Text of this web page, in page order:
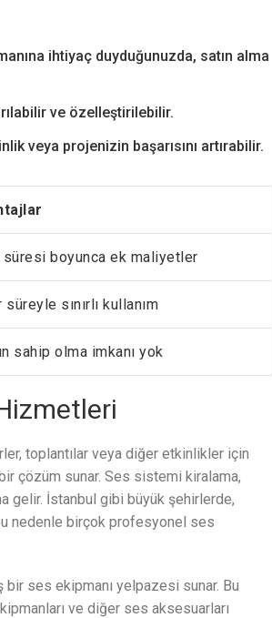
ihtiyaç duyduğunuzda, satın alma
ve özelleştirilebilir.
veya projenizin başarısını artırabilir.
süresi boyunca ek maliyetler
sınırlı kullanım
sahip olma imkanı yok
toplantılar veya diğer etkinlikler için
çözüm sunar. Ses sistemi kiralama,
gelir. İstanbul gibi büyük şehirlerde,
nedenle birçok profesyonel ses
ses ekipmanı yelpazesi sunar. Bu
ve diğer ses aksesuarları